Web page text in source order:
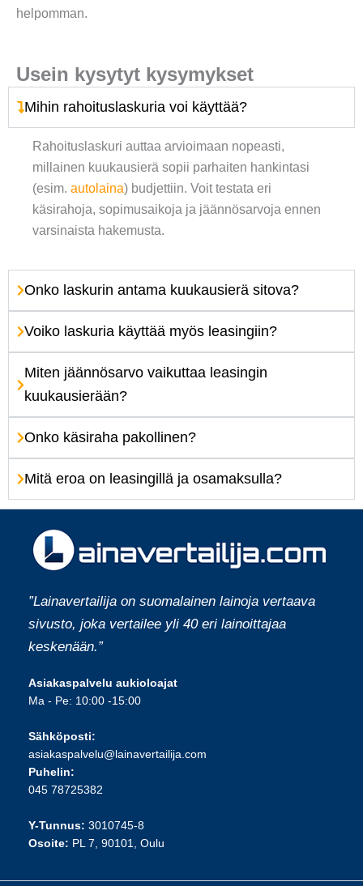
helpomman.
Usein kysytyt kysymykset
Mihin rahoituslaskuria voi käyttää?
Rahoituslaskuri auttaa arvioimaan nopeasti,
millainen kuukausierä sopii parhaiten hankintasi
(esim. autolaina) budjettiin. Voit testata eri
käsirahoja, sopimusaikoja ja jäännösarvoja ennen
varsinaista hakemusta.
Onko laskurin antama kuukausierä sitova?
Voiko laskuria käyttää myös leasingiin?
Miten jäännösarvo vaikuttaa leasingin
kuukausierään?
Onko käsiraha pakollinen?
Mitä eroa on leasingillä ja osamaksulla?
”Lainavertailija on suomalainen lainoja vertaava
sivusto, joka vertailee yli 40 eri lainoittajaa
keskenään.”
Asiakaspalvelu aukioloajat
Ma - Pe: 10:00 -15:00
Sähköposti:
asiakaspalvelu@lainavertailija.com
Puhelin:
045 78725382
Y-Tunnus: 3010745-8
Osoite: PL 7, 90101, Oulu